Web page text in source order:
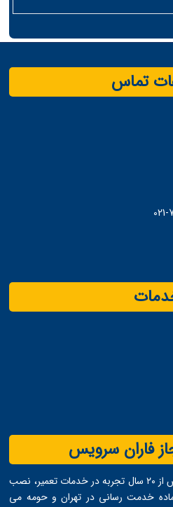
تماس
فاران سرویس
تعمیرگاه مجاز فاران سرویس با بیش از ۲۰ سال تجربه در خدمات تعمیر، نصب
خدمت ‌رسانی در تهران و حومه می